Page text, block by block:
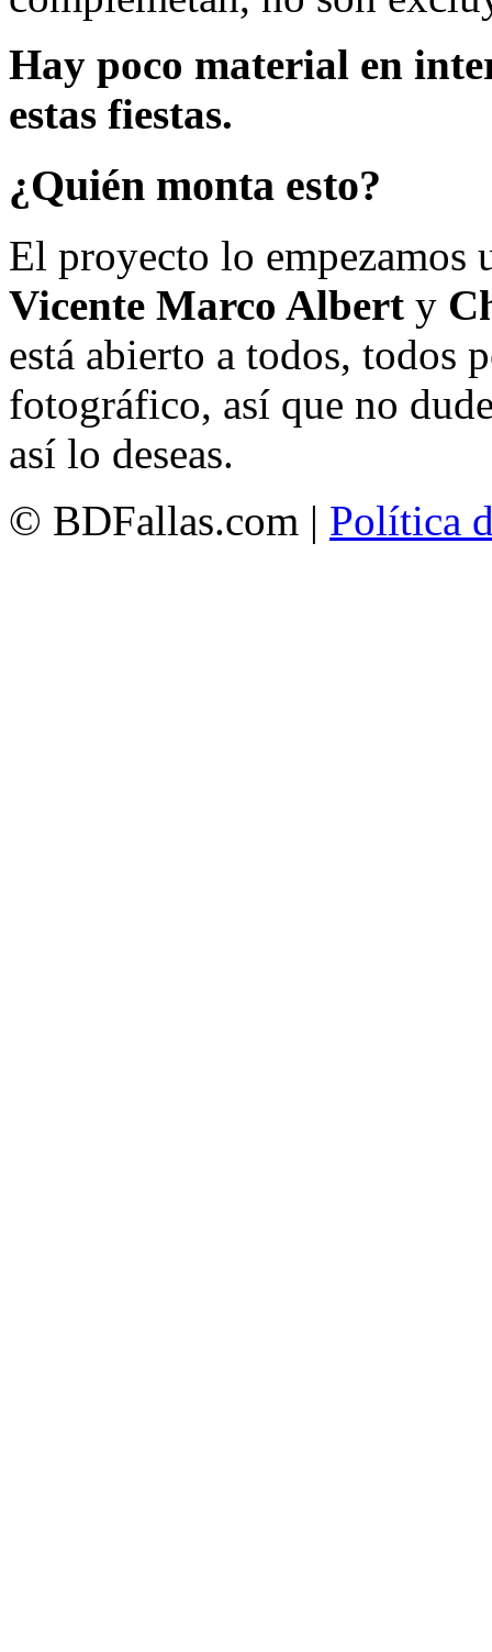
Hay poco material en
estas fiestas.
¿Quién monta esto?
El proyecto lo empezamos
Vicente Marco Albert y
está abierto a todos, todos
fotográfico, así que no
así lo deseas.
© BDFallas.com | Política